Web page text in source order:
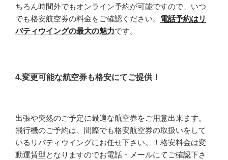
ちろん時間外でもオンライン予約が可能ですので、いつ
でも格安航空券の料金をご確認ください。 電話予約はリ
バティウイングの最大の魅力です。
4.変更可能な航空券も格安にてご提供！
出張や突然のご予定に最適な航空券をご用意出来ます。
飛行機のご予約は、間際でも格安航空券の取扱いをして
いるリバティウイングにお任せ下さい。！格安料金は変
動運賃型となりますのでお電話・メールにてご確認下さ